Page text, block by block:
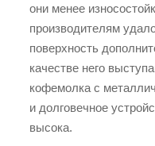
они менее
производителям
поверхность
качестве него
кофемолка с
и долговечное
высока.